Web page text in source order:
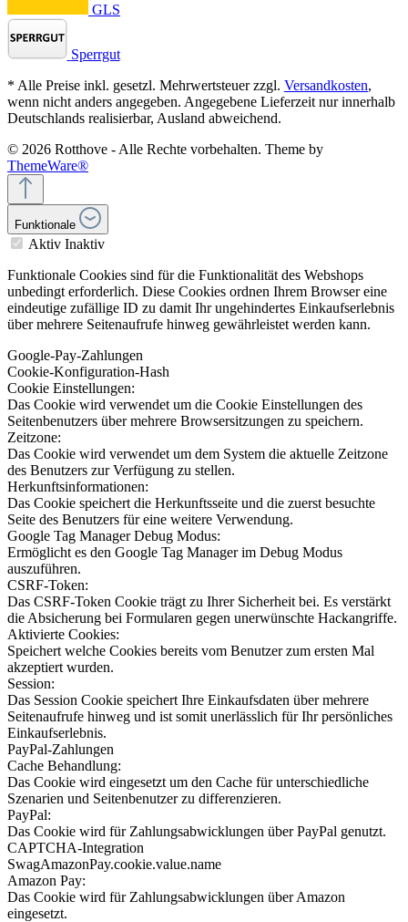
GLS
Sperrgut
* Alle Preise inkl. gesetzl. Mehrwertsteuer zzgl. Versandkosten,
wenn nicht anders angegeben. Angegebene Lieferzeit nur innerhalb
Deutschlands realisierbar, Ausland abweichend.
© 2026 Rotthove - Alle Rechte vorbehalten. Theme by
ThemeWare®
Funktionale
Aktiv Inaktiv
Funktionale Cookies sind für die Funktionalität des Webshops
unbedingt erforderlich. Diese Cookies ordnen Ihrem Browser eine
eindeutige zufällige ID zu damit Ihr ungehindertes Einkaufserlebnis
über mehrere Seitenaufrufe hinweg gewährleistet werden kann.
Google-Pay-Zahlungen
Cookie-Konfiguration-Hash
Cookie Einstellungen:
Das Cookie wird verwendet um die Cookie Einstellungen des
Seitenbenutzers über mehrere Browsersitzungen zu speichern.
Zeitzone:
Das Cookie wird verwendet um dem System die aktuelle Zeitzone
des Benutzers zur Verfügung zu stellen.
Herkunftsinformationen:
Das Cookie speichert die Herkunftsseite und die zuerst besuchte
Seite des Benutzers für eine weitere Verwendung.
Google Tag Manager Debug Modus:
Ermöglicht es den Google Tag Manager im Debug Modus
auszuführen.
CSRF-Token:
Das CSRF-Token Cookie trägt zu Ihrer Sicherheit bei. Es verstärkt
die Absicherung bei Formularen gegen unerwünschte Hackangriffe.
Aktivierte Cookies:
Speichert welche Cookies bereits vom Benutzer zum ersten Mal
akzeptiert wurden.
Session:
Das Session Cookie speichert Ihre Einkaufsdaten über mehrere
Seitenaufrufe hinweg und ist somit unerlässlich für Ihr persönliches
Einkaufserlebnis.
PayPal-Zahlungen
Cache Behandlung:
Das Cookie wird eingesetzt um den Cache für unterschiedliche
Szenarien und Seitenbenutzer zu differenzieren.
PayPal:
Das Cookie wird für Zahlungsabwicklungen über PayPal genutzt.
CAPTCHA-Integration
SwagAmazonPay.cookie.value.name
Amazon Pay:
Das Cookie wird für Zahlungsabwicklungen über Amazon
eingesetzt.